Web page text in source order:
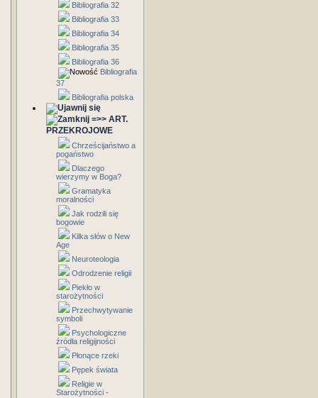
Bibliografia 32
Bibliografia 33
Bibliografia 34
Bibliografia 35
Bibliografia 36
Bibliografia
37
Bibliografia polska
=>> ART.
PRZEKROJOWE
Chrześcijaństwo a
pogaństwo
Dlaczego
wierzymy w Boga?
Gramatyka
moralności
Jak rodzili się
bogowie
Kilka słów o New
Age
Neuroteologia
Odrodzenie religii
Piekło w
starożytności
Przechwytywanie
symboli
Psychologiczne
źródła religijności
Płonące rzeki
Pępek świata
Religie w
Starożytności -